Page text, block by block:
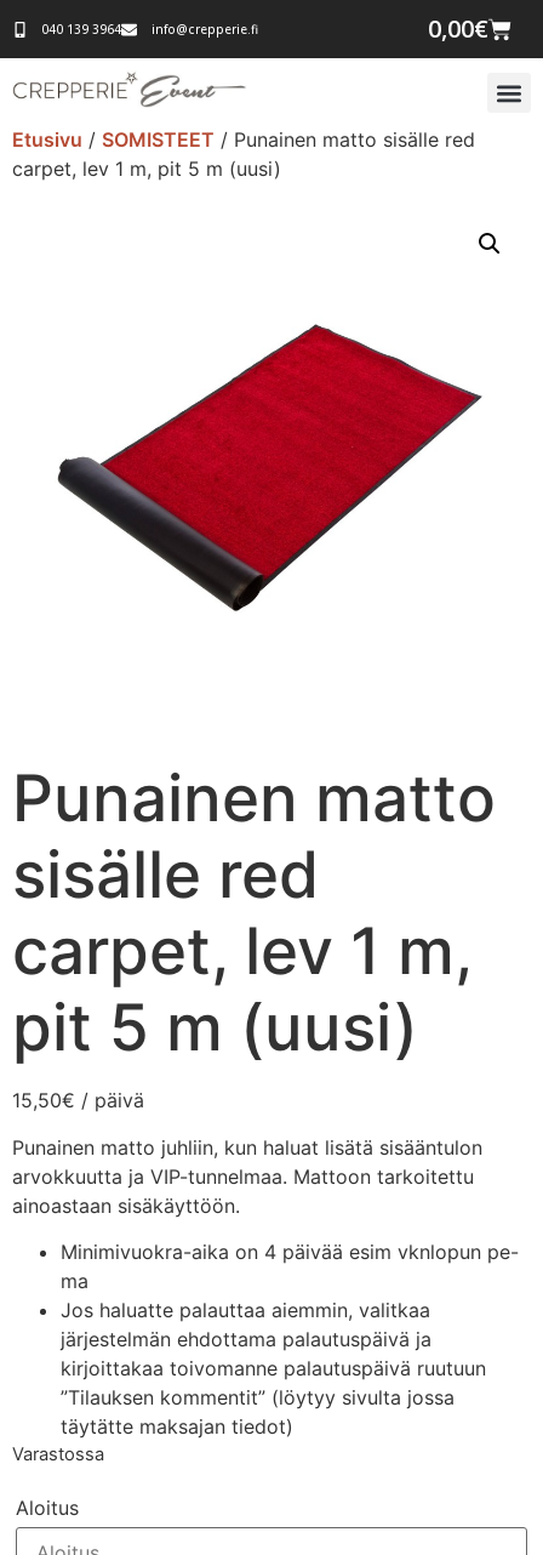
040 139 3964 info@crepperie.fi 0,00€
Etusivu / SOMISTEET / Punainen matto sisälle red
carpet, lev 1 m, pit 5 m (uusi)
Punainen matto
sisälle red
carpet, lev 1 m,
pit 5 m (uusi)
15,50€ / päivä
Punainen matto juhliin, kun haluat lisätä sisääntulon
arvokkuutta ja VIP-tunnelmaa. Mattoon tarkoitettu
ainoastaan sisäkäyttöön.
Minimivuokra-aika on 4 päivää esim vknlopun pe-
ma
Jos haluatte palauttaa aiemmin, valitkaa
järjestelmän ehdottama palautuspäivä ja
kirjoittakaa toivomanne palautuspäivä ruutuun
”Tilauksen kommentit” (löytyy sivulta jossa
täytätte maksajan tiedot)
Varastossa
Aloitus